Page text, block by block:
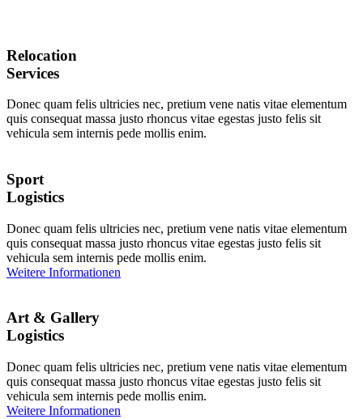
Relocation
Services
Donec quam felis ultricies nec, pretium vene natis vitae elementum
quis consequat massa justo rhoncus vitae egestas justo felis sit
vehicula sem internis pede mollis enim.
Sport
Logistics
Donec quam felis ultricies nec, pretium vene natis vitae elementum
quis consequat massa justo rhoncus vitae egestas justo felis sit
vehicula sem internis pede mollis enim.
Weitere Informationen
Art & Gallery
Logistics
Donec quam felis ultricies nec, pretium vene natis vitae elementum
quis consequat massa justo rhoncus vitae egestas justo felis sit
vehicula sem internis pede mollis enim.
Weitere Informationen